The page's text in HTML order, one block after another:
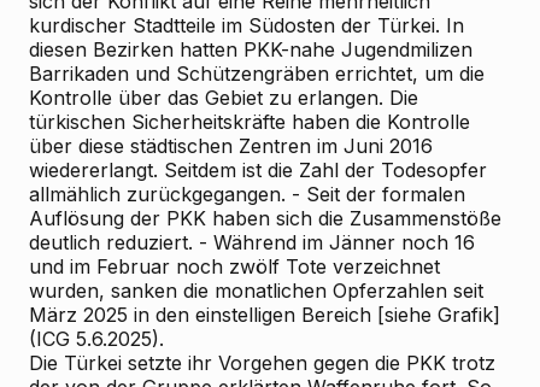
kurdischer Stadtteile im Südosten der Türkei. In
diesen Bezirken hatten PKK-nahe Jugendmilizen
Barrikaden und Schützengräben errichtet, um die
Kontrolle über das Gebiet zu erlangen. Die
türkischen Sicherheitskräfte haben die Kontrolle
über diese städtischen Zentren im Juni 2016
wiedererlangt. Seitdem ist die Zahl der Todesopfer
allmählich zurückgegangen. - Seit der formalen
Auflösung der PKK haben sich die Zusammenstöße
deutlich reduziert. - Während im Jänner noch 16
und im Februar noch zwölf Tote verzeichnet
wurden, sanken die monatlichen Opferzahlen seit
März 2025 in den einstelligen Bereich [siehe Grafik]
(ICG 5.6.2025).
Die Türkei setzte ihr Vorgehen gegen die PKK trotz